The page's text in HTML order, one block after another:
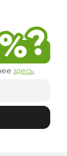
здесь.